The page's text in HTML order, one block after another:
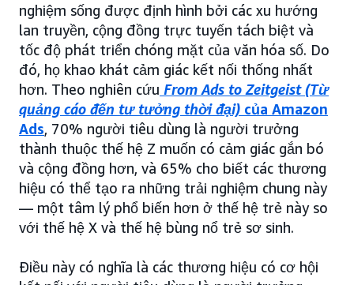
nghiệm sống được định hình bởi các xu hướng
lan truyền, cộng đồng trực tuyến tách biệt và
tốc độ phát triển chóng mặt của văn hóa số. Do
đó, họ khao khát cảm giác kết nối thống nhất
hơn. Theo nghiên cứu From Ads to Zeitgeist (Từ
quảng cáo đến tư tưởng thời đại) của Amazon
Ads, 70% người tiêu dùng là người trưởng
thành thuộc thế hệ Z muốn có cảm giác gắn bó
và cộng đồng hơn, và 65% cho biết các thương
hiệu có thể tạo ra những trải nghiệm chung này
— một tâm lý phổ biến hơn ở thế hệ trẻ này so
với thế hệ X và thế hệ bùng nổ trẻ sơ sinh.
Điều này có nghĩa là các thương hiệu có cơ hội